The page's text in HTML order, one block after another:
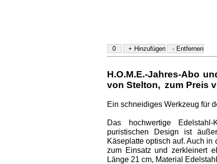
H.O.M.E.-Jahres-Abo
von Stelton, zum Preis
Ein schneidiges Werkzeug für
Das hochwertige
puristischen Design ist
Käseplatte optisch auf. Auch in
zum Einsatz und zerkleinert
Länge 21 cm, Material